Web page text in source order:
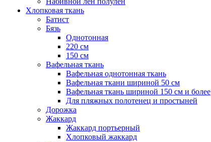
Хлопковая ткань
Батист
Бязь
Однотонная
220 см
150 см
Вафельная ткань
Вафельная однотонная ткань
Вафельная ткани шириной 50 см
Вафельная ткань шириной 150 см и более
Для пляжных полотенец и простыней
Дорожка
Жаккард
Жаккард портьерный
Хлопковый жаккард